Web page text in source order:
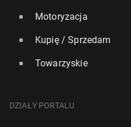
Motoryzacja
Kupię / Sprzedam
Towarzyskie
DZIAŁY PORTALU